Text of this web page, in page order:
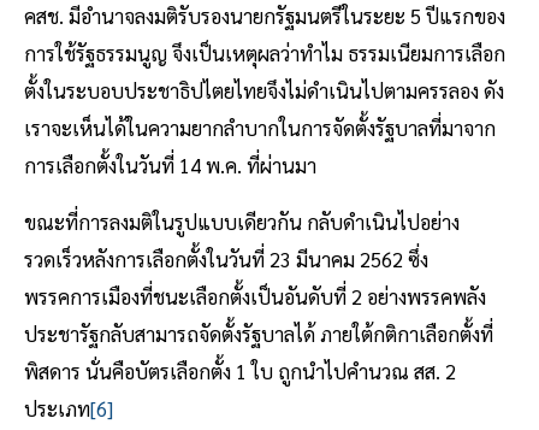
คสช. มีอำนาจลงมติรับรองนายกรัฐมนตรีในระยะ 5 ปีแรกของ
การใช้รัฐธรรมนูญ จึงเป็นเหตุผลว่าทำไม ธรรมเนียมการเลือก
ตั้งในระบอบประชาธิปไตยไทยจึงไม่ดำเนินไปตามครรลอง ดัง
เราจะเห็นได้ในความยากลำบากในการจัดตั้งรัฐบาลที่มาจาก
การเลือกตั้งในวันที่ 14 พ.ค. ที่ผ่านมา
ขณะที่การลงมติในรูปแบบเดียวกัน กลับดำเนินไปอย่าง
รวดเร็วหลังการเลือกตั้งในวันที่ 23 มีนาคม 2562 ซึ่ง
พรรคการเมืองที่ชนะเลือกตั้งเป็นอันดับที่ 2 อย่างพรรคพลัง
ประชารัฐกลับสามารถจัดตั้งรัฐบาลได้ ภายใต้กติกาเลือกตั้งที่
พิสดาร นั่นคือบัตรเลือกตั้ง 1 ใบ ถูกนำไปคำนวณ สส. 2
ประเภท[6]